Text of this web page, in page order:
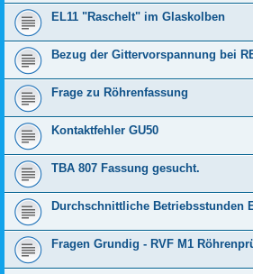
EL11 "Raschelt" im Glaskolben
Bezug der Gittervorspannung bei
Frage zu Röhrenfassung
Kontaktfehler GU50
TBA 807 Fassung gesucht.
Durchschnittliche Betriebsstunden
Fragen Grundig - RVF M1